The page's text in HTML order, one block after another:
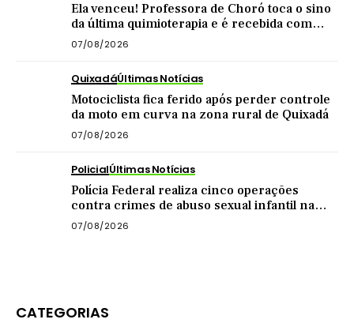
Ela venceu! Professora de Choró toca o sino
da última quimioterapia e é recebida com
carreata
07/08/2026
QuixadáÚltimas Notícias
Motociclista fica ferido após perder controle
da moto em curva na zona rural de Quixadá
07/08/2026
PolicialÚltimas Notícias
Polícia Federal realiza cinco operações
contra crimes de abuso sexual infantil na
internet
07/08/2026
CATEGORIAS